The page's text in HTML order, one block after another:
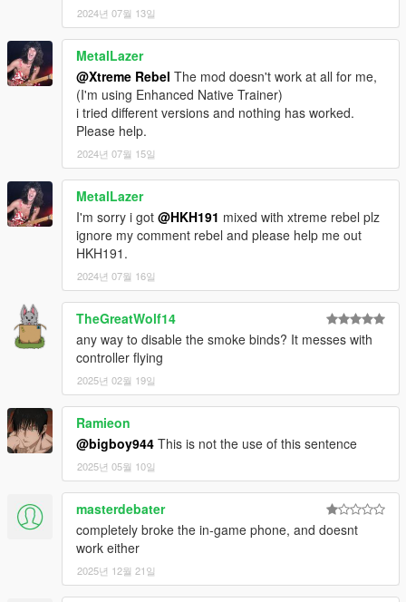
2024년 07월 13일
MetalLazer
@Xtreme Rebel The mod doesn't work at all for me,
(I'm using Enhanced Native Trainer)
i tried different versions and nothing has worked.
Please help.
2024년 07월 15일
MetalLazer
I'm sorry i got @HKH191 mixed with xtreme rebel plz
ignore my comment rebel and please help me out
HKH191.
2024년 07월 16일
TheGreatWolf14
any way to disable the smoke binds? It messes with
controller flying
2025년 02월 19일
Ramieon
@bigboy944 This is not the use of this sentence
2025년 05월 10일
masterdebater
completely broke the in-game phone, and doesnt
work either
2025년 12월 21일